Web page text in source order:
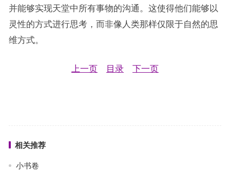
并能够实现天堂中所有事物的沟通。这使得他们能够以
灵性的方式进行思考，而非像人类那样仅限于自然的思
维方式。
上一页 目录 下一页
相关推荐
小书卷